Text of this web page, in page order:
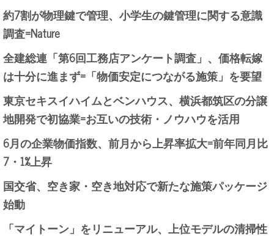
約7割が物理鍵で管理、小学生の鍵管理に関する意識
調査=Nature
全建総連「第6回工務店アンケート調査」、価格転嫁
は十分に進まず=「物価安定につながる施策」を要望
東京セキスイハイムとベンハウス、横浜都筑区の分譲
地開発で初協業=お互いの技術・ノウハウを活用
6月の企業物価指数、前月から上昇率拡大=前年同月比
7・1%上昇
国交省、空き家・空き地対応で新たな施策パッケージ
始動
「マイトーン」をリニューアル、上位モデルの清掃性